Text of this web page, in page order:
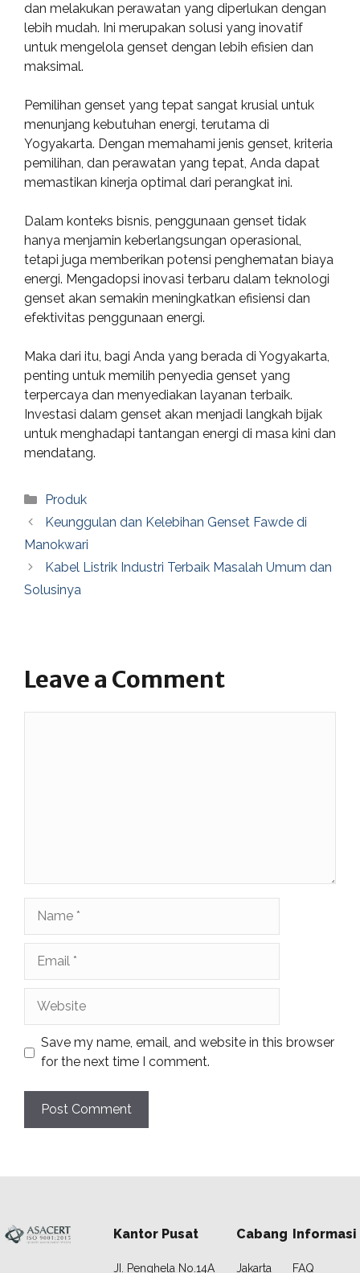
dan melakukan perawatan yang diperlukan dengan
lebih mudah. Ini merupakan solusi yang inovatif
untuk mengelola genset dengan lebih efisien dan
maksimal.
Pemilihan genset yang tepat sangat krusial untuk
menunjang kebutuhan energi, terutama di
Yogyakarta. Dengan memahami jenis genset, kriteria
pemilihan, dan perawatan yang tepat, Anda dapat
memastikan kinerja optimal dari perangkat ini.
Dalam konteks bisnis, penggunaan genset tidak
hanya menjamin keberlangsungan operasional,
tetapi juga memberikan potensi penghematan biaya
energi. Mengadopsi inovasi terbaru dalam teknologi
genset akan semakin meningkatkan efisiensi dan
efektivitas penggunaan energi.
Maka dari itu, bagi Anda yang berada di Yogyakarta,
penting untuk memilih penyedia genset yang
terpercaya dan menyediakan layanan terbaik.
Investasi dalam genset akan menjadi langkah bijak
untuk menghadapi tantangan energi di masa kini dan
mendatang.
Categories
Produk
Keunggulan dan Kelebihan Genset Fawde di
Manokwari
Kabel Listrik Industri Terbaik Masalah Umum dan
Solusinya
Leave a Comment
Save my name, email, and website in this browser
for the next time I comment.
Kantor Pusat
JI. Penghela No.14A
Cabang
Jakarta
Informasi
FAQ